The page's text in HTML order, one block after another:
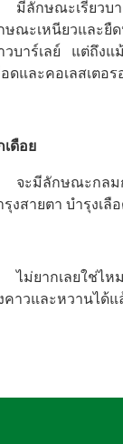
ลักษณะเรียวบาง
ษณะเหนียวและยื
วบาร์เลย์ แต่ถึงแ
อดและคอเลสเตอร
เดือย
ะมีลักษณะกลมกว่
รุงสายตา บำรุงเ
ม่ยากเลยใช่ไหม
คาวและหวานได้แ